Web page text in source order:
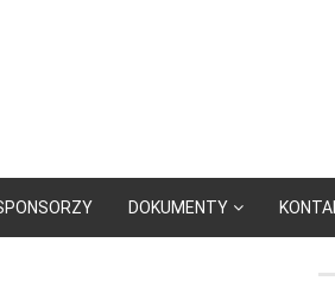
DOKUMENTY